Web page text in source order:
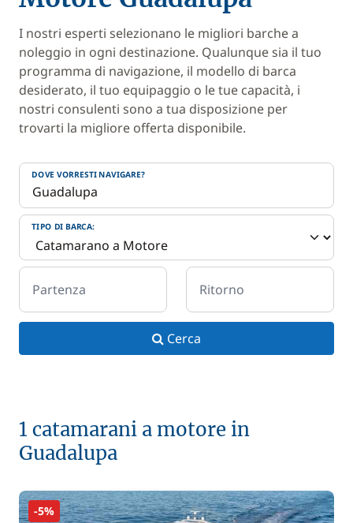
I nostri esperti selezionano le migliori barche a
noleggio in ogni destinazione. Qualunque sia il tuo
programma di navigazione, il modello di barca
desiderato, il tuo equipaggio o le tue capacità, i
nostri consulenti sono a tua disposizione per
trovarti la migliore offerta disponibile.
DOVE VORRESTI NAVIGARE?
TIPO DI BARCA:
Partenza Ritorno
Cerca
1 catamarani a motore in
Guadalupa
-5%